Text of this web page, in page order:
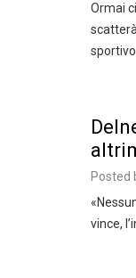
Ormai
sportivo…
Posted
vince,